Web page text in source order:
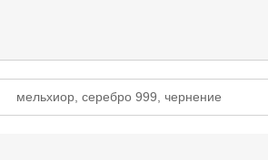
мельхиор, серебро 999, чернение